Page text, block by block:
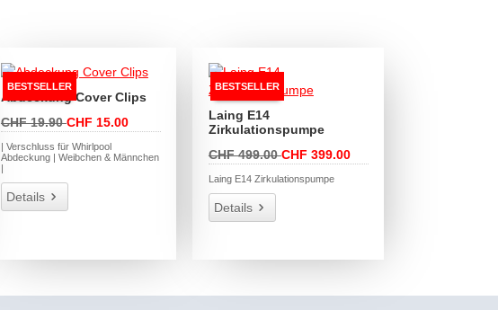
BESTSELLER
Abdeckung Cover Clips
CHF 19.90CHF 15.00
| Verschluss für Whirlpool
Abdeckung | Weibchen & Männchen
Details
BESTSELLER
Laing E14
Zirkulationspumpe
CHF 499.00CHF 399.00
Laing E14 Zirkulationspumpe
Details